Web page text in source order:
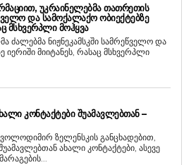
ᲣᲙᲠᲐᲘᲜᲔᲚᲔᲑᲛᲐ ᲗᲐᲗᲠᲔᲗᲘᲡ
ᲓᲐ ᲡᲐᲛᲝᲥᲐᲚᲐᲥᲝ ᲝᲑᲘᲔᲥᲢᲔᲑᲖᲔ
ᲛᲡᲮᲕᲔᲠᲞᲚᲘ ᲛᲝᲰᲧᲕᲐ
ძალებმა ნიჟნეკამსკში სამრეწველო და
იერიში მიიტანეს, რასაც მსხვერპლი
ᲙᲝᲜᲢᲐᲥᲢᲔᲑᲘ ᲨᲣᲐᲛᲐᲕᲚᲔᲑᲗᲐᲜ –
ზელენსკის განცხადებით,
ახალი კონტაქტები, ასევე